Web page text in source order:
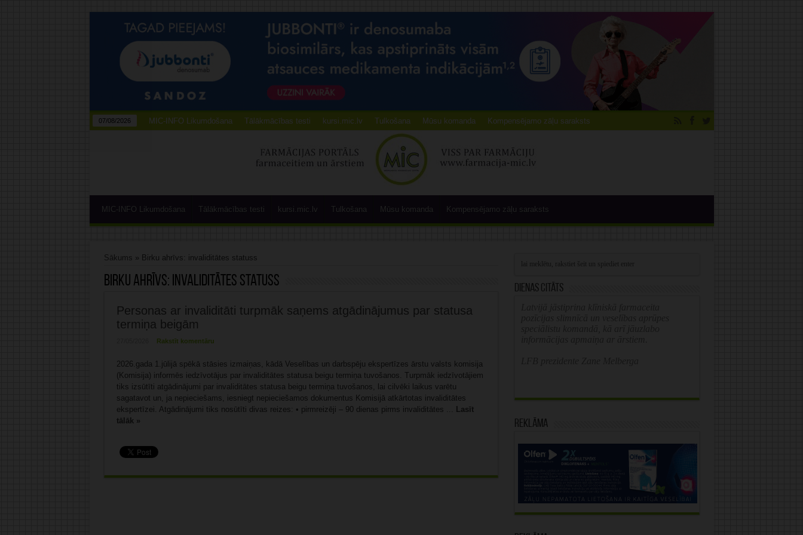
07/08/2026 MIC-INFO Likumdošana Tālākmācības testi kursi.mic.lv Tulkošana Mūsu komanda Kompensējamo zāļu saraksts
MIC-INFO Likumdošana Tālākmācības testi kursi.mic.lv Tulkošana Mūsu komanda Kompensējamo zāļu saraksts
Sākums » Birku ahrīvs: invaliditātes statuss
Birku ahrīvs: invaliditātes statuss
Personas ar invaliditāti turpmāk saņems atgādinājumus par statusa
termiņa beigām
Rakstīt komentāru
2026.gada 1.jūlijā spēkā stāsies izmaiņas, kādā Veselības un darbspēju ekspertīzes ārstu valsts komisija
(Komisija) informēs iedzīvotājus par invaliditātes statusa beigu termiņa tuvošanos. Turpmāk iedzīvotājiem
tiks izsūtīti atgādinājumi par invaliditātes statusa beigu termiņa tuvošanos, lai cilvēki laikus varētu
sagatavot un, ja nepieciešams, iesniegt nepieciešamos dokumentus Komisijā atkārtotas invaliditātes
ekspertīzei. Atgādinājumi tiks nosūtīti divas reizes: • pirmreizēji – 90 dienas pirms invaliditātes ... Lasīt
tālāk »
Dienas citāts
Reklāma